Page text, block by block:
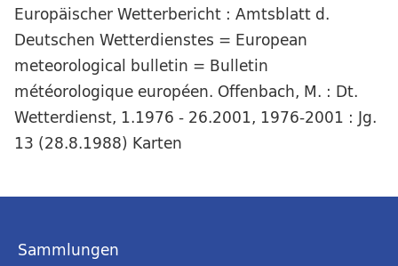
Europäischer Wetterbericht : Amtsblatt d.
Deutschen Wetterdienstes = European
meteorological bulletin = Bulletin
météorologique européen. Offenbach, M. : Dt.
Wetterdienst, 1.1976 - 26.2001, 1976-2001 : Jg.
13 (28.8.1988) Karten
Sammlungen